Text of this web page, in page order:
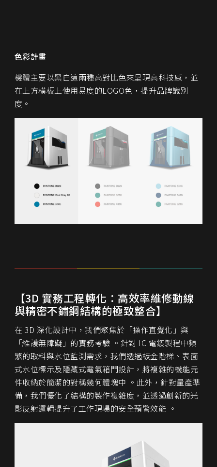
色彩計畫
機體主要以黑白這兩種高對比色來呈現高科技感，並
在上方橫板上使用易度的LOGO色，提升品牌識別
度。
【3D 實務工程轉化：高效率維修動線
與精密不鏽鋼結構的極致整合】
在 3D 深化設計中，我們聚焦於「操作直覺化」與
「維護無障礙」的實務考驗 。針對 IC 電鍍製程中頻
繁的取料與水位監測需求，我們透過板金階梯、表面
式水位標示及隱藏式電氣箱門設計，將複雜的機能元
件收納於簡潔的對稱幾何體塊中 。此外，針對量產準
備，我們優化了結構的製作複雜度，並透過創新的光
影反射邏輯提升了工作現場的安全預警效能 。